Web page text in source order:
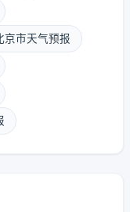
京市天气预报